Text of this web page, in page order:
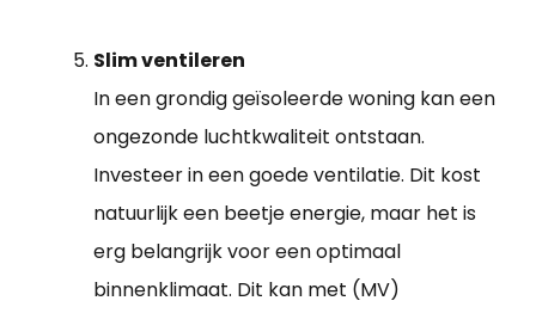
Slim ventileren
In een grondig geïsoleerde woning kan een
ongezonde luchtkwaliteit ontstaan.
Investeer in een goede ventilatie. Dit kost
natuurlijk een beetje energie, maar het is
erg belangrijk voor een optimaal
binnenklimaat. Dit kan met (MV)